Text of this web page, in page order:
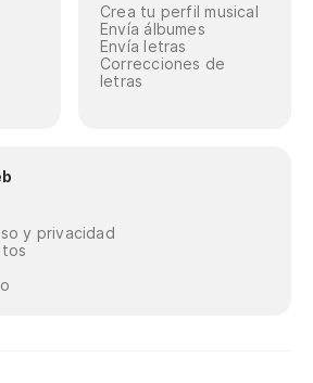
Crea tu perfil musical
Envía álbumes
Envía letras
Correcciones de
letras
y privacidad